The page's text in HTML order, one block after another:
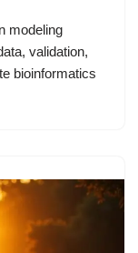
modeling
validation,
bioinformatics